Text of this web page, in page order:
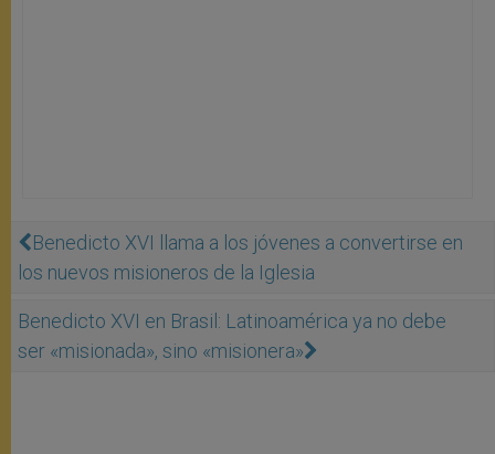
Benedicto XVI llama a los jóvenes a convertirse en
los nuevos misioneros de la Iglesia
Benedicto XVI en Brasil: Latinoamérica ya no debe
ser «misionada», sino «misionera»